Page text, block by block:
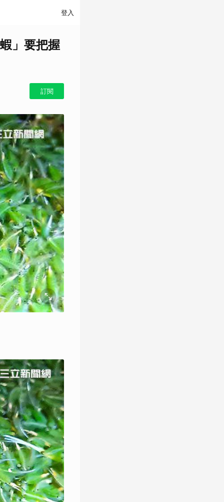
登入
」要把握
訂閱